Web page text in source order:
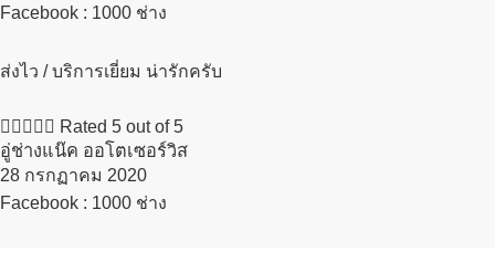
Facebook : 1000 ช่าง
ส่งไว / บริการเยี่ยม น่ารักครับ
     Rated 5 out of 5
อู่ช่างแน๊ค ออโตเซอร์วิส
28 กรกฏาคม 2020​
Facebook : 1000 ช่าง